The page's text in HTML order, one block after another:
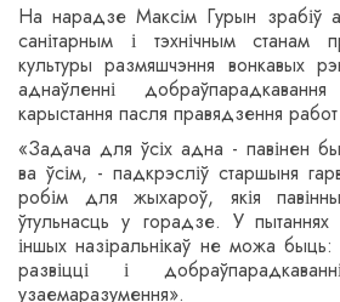
На нарадзе Максім Гурын зрабіў
санітарным і тэхнічным станам
культуры размяшчэння вонкавых
аднаўленні
карыстання пасля правядзення
«Задача для ўсіх адна - павінен
ва ўсім, - падкрэсліў старшыня
робім для жыхароў, якія
ўтульнасць у горадзе. У пытаннях
іншых назіральнікаў не можа
развіцці і
узаемаразумення».